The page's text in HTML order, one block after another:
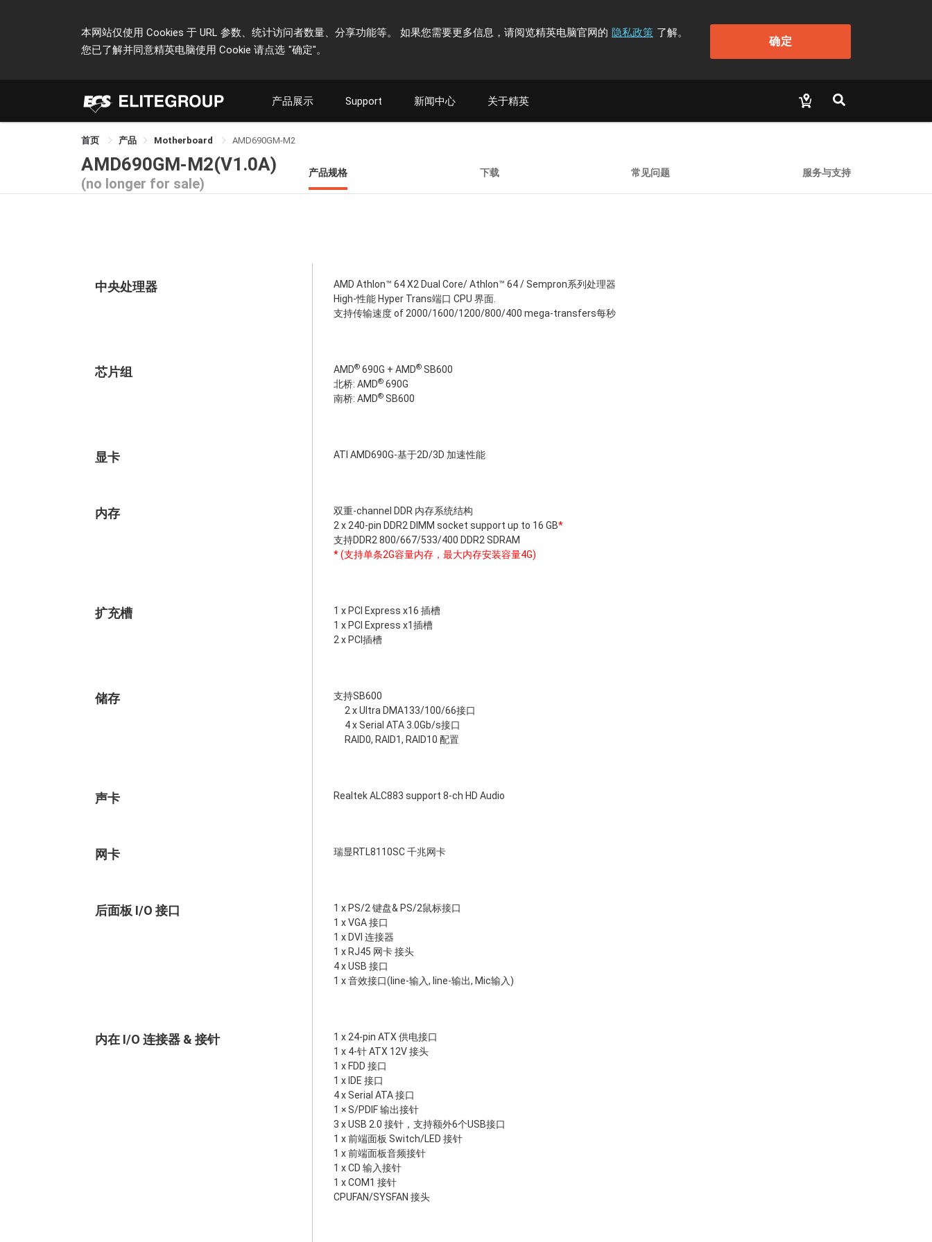
本网站仅使用 Cookies 于 URL 参数、统计访问者数量、分享功能等。 如果您需要更多信息，请阅览精英电脑官网的 隐私政策 了解。
您已了解并同意精英电脑使用 Cookie 请点选 "确定"。
确定
产品展示 Support 新闻中心 关于精英
首页 产品 Motherboard AMD690GM-M2
AMD690GM-M2(V1.0A)
(no longer for sale)
产品规格 下载 常见问题 服务与支持
中央处理器
AMD Athlon™ 64 X2 Dual Core/ Athlon™ 64 / Sempron系列处理器
High-性能 Hyper Trans端口 CPU 界面.
支持传输速度 of 2000/1600/1200/800/400 mega-transfers每秒
芯片组 AMD® 690G + AMD® SB600
北桥: AMD® 690G
南桥: AMD® SB600
显卡 ATI AMD690G-基于2D/3D 加速性能
内存
双重-channel DDR 内存系统结构
2 x 240-pin DDR2 DIMM socket support up to 16 GB*
支持DDR2 800/667/533/400 DDR2 SDRAM
* (支持单条2G容量内存，最大内存安装容量4G)
扩充槽
1 x PCI Express x16 插槽
1 x PCI Express x1插槽
2 x PCI插槽
储存
支持SB600
2 x Ultra DMA133/100/66接口
4 x Serial ATA 3.0Gb/s接口
RAID0, RAID1, RAID10 配置
声卡 Realtek ALC883 support 8-ch HD Audio
网卡 瑞显RTL8110SC 千兆网卡
后面板 I/O 接口
1 x PS/2 键盘& PS/2鼠标接口
1 x VGA 接口
1 x DVI 连接器
1 x RJ45 网卡 接头
4 x USB 接口
1 x 音效接口(line-输入, line-输出, Mic输入)
内在 I/O 连接器 & 接针
1 x 24-pin ATX 供电接口
1 x 4-针 ATX 12V 接头
1 x FDD 接口
1 x IDE 接口
4 x Serial ATA 接口
1 × S/PDIF 输出接针
3 x USB 2.0 接针，支持额外6个USB接口
1 x 前端面板 Switch/LED 接针
1 x 前端面板音频接针
1 x CD 输入接针
1 x COM1 接针
CPUFAN/SYSFAN 接头